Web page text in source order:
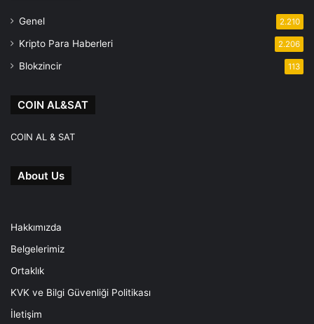
Genel 2.210
Kripto Para Haberleri 2.206
Blokzincir 113
COIN AL&SAT
COIN AL & SAT
About Us
Hakkımızda
Belgelerimiz
Ortaklık
KVK ve Bilgi Güvenliği Politikası
İletişim